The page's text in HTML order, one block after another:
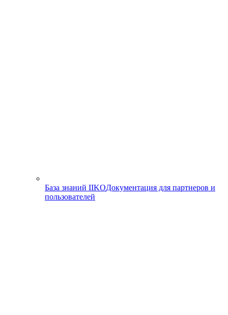
База знаний IIKOДокументация для партнеров и
пользователей